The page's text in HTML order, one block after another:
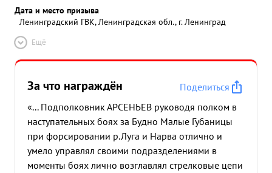
Дата и место призыва
Ленинградский ГВК, Ленинградская обл., г. Ленинград
Ещё
За что награждён
Поделиться
«... Подполковник АРСЕНЬЕВ руководя полком в
наступательных боях за Будно Малые Губаницы
при форсировании р.Луга и Нарва отлично и
умело управлял своими подразделениями в
моменты боях лично возглавлял стрелковые цепи